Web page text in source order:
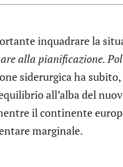
inquadrare la
alla pianificazione.
siderurgica ha
all’alba del
il continente
marginale.